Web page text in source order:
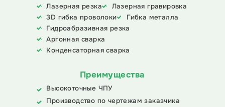
Лазерная резка
Лазерная гравировка
3D гибка проволоки
Гибка металла
Гидроабразивная резка
Аргонная сварка
Конденсаторная сварка
Преимущества
Высокоточные ЧПУ
Производство по чертежам заказчика